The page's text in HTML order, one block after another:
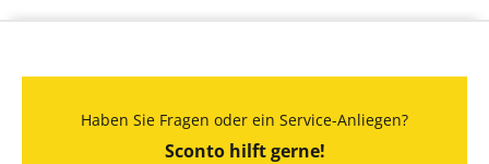
Haben Sie Fragen oder ein Service-Anliegen?
Sconto hilft gerne!